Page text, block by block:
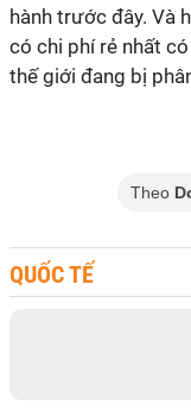
hành trước đây. Và
có chi phí rẻ nhất
thế giới đang bị
Theo
QUỐC TẾ